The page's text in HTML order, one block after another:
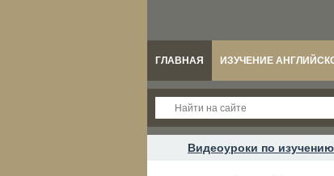
ГЛАВНАЯ ИЗУЧЕНИЕ
Видеоуроки по